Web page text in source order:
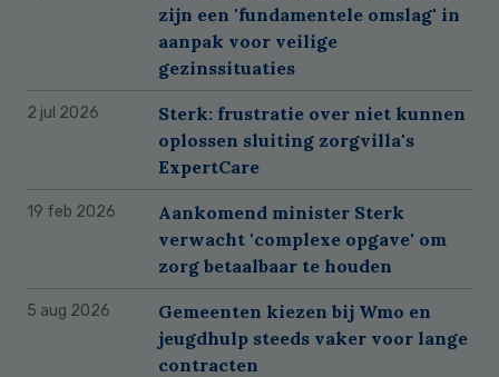
zijn een 'fundamentele omslag' in
aanpak voor veilige
gezinssituaties
2 jul 2026
Sterk: frustratie over niet kunnen
oplossen sluiting zorgvilla's
ExpertCare
19 feb 2026
Aankomend minister Sterk
verwacht 'complexe opgave' om
zorg betaalbaar te houden
5 aug 2026
Gemeenten kiezen bij Wmo en
jeugdhulp steeds vaker voor lange
contracten